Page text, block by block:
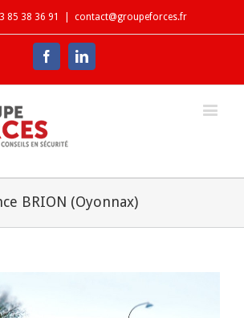
85 38 36 91 contact@groupeforces.fr
FacebookLinkedin
BRION (Oyonnax)